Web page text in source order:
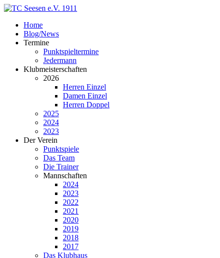
Home
Blog/News
Termine
Punktspieltermine
Jedermann
Klubmeisterschaften
2026
Herren Einzel
Damen Einzel
Herren Doppel
2025
2024
2023
Der Verein
Punktspiele
Das Team
Die Trainer
Mannschaften
2024
2023
2022
2021
2020
2019
2018
2017
Das Klubhaus